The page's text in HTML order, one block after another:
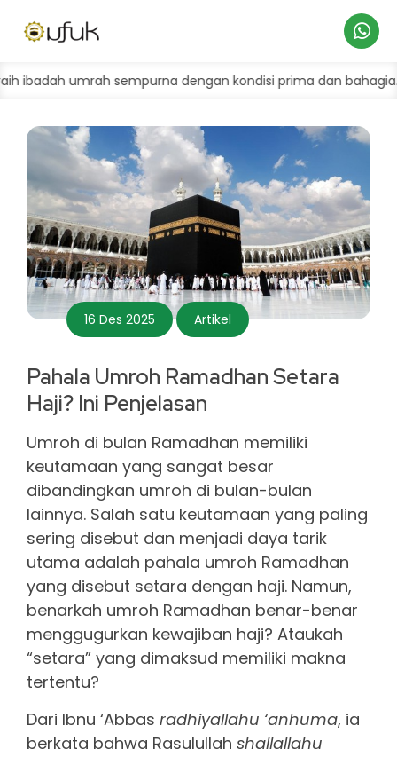
umrah sempurna dengan kondisi prima dan bahagia.
16 Des 2025 Artikel
Pahala Umroh Ramadhan Setara
Haji? Ini Penjelasan
Umroh di bulan Ramadhan memiliki
keutamaan yang sangat besar
dibandingkan umroh di bulan-bulan
lainnya. Salah satu keutamaan yang paling
sering disebut dan menjadi daya tarik
utama adalah pahala umroh Ramadhan
yang disebut setara dengan haji. Namun,
benarkah umroh Ramadhan benar-benar
menggugurkan kewajiban haji? Ataukah
“setara” yang dimaksud memiliki makna
tertentu?
Dari Ibnu ‘Abbas radhiyallahu ‘anhuma, ia
berkata bahwa Rasulullah shallallahu